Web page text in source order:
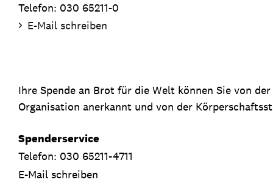
Telefon: 030 65211-0
E-Mail schreiben
Ihre Spende an Brot für die Welt können Sie von
Organisation anerkannt und von der
Spenderservice
Telefon: 030 65211-4711
E-Mail schreiben